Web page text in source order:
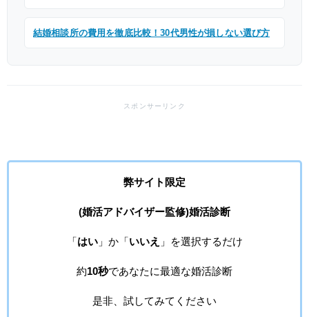
結婚相談所の費用を徹底比較！30代男性が損しない選び方
弊サイト限定
(婚活アドバイザー監修)婚活診断
「はい」か「いいえ 」を選択するだけ
約10秒であなたに最適な婚活診断
是非、試してみてください